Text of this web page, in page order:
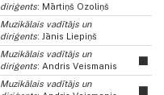
diriģents: Mārtiņš Ozoliņš
Muzikālais vadītājs un
diriģents: Jānis Liepiņš
Muzikālais vadītājs un
diriģents: Andris Veismanis
Muzikālais vadītājs un